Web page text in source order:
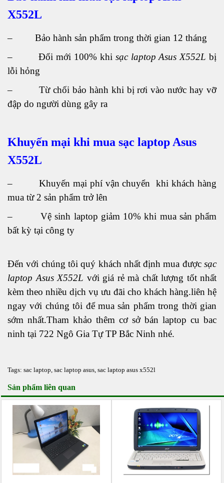
X552L
– Bảo hành sản phẩm trong thời gian 12 tháng
– Đổi mới 100% khi sạc laptop Asus X552L bị
lỗi hỏng
– Từ chối bảo hành khi bị rơi vào nước hay vỡ
đập do người dùng gây ra
Khuyến mại khi mua sạc laptop Asus
X552L
– Khuyến mại phí vận chuyển khi khách hàng
mua từ 2 sản phẩm trở lên
– Vệ sinh laptop giảm 10% khi mua sản phẩm
bất kỳ tại công ty
Đến với chúng tôi quý khách nhất định mua được sạc
laptop Asus X552L với giá rẻ mà chất lượng tốt nhất
kèm theo nhiều dịch vụ ưu đãi cho khách hàng.liên hệ
ngay với chúng tôi để mua sản phẩm trong thời gian
sớm nhất.Tham khảo thêm cơ sở bán laptop cu bac
ninh tại 722 Ngô Gia Tự TP Bắc Ninh nhé.
Tags: sac laptop, sac laptop asus, sac laptop asus x552l
Sản phẩm liên quan